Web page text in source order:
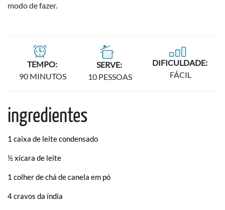
modo de fazer.
TEMPO:
90 MINUTOS
SERVE:
10 PESSOAS
DIFICULDADE:
FÁCIL
ingredientes
1 caixa de leite condensado
½ xícara de leite
1 colher de chá de canela em pó
4 cravos da índia